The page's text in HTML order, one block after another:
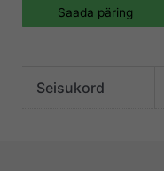
Saada päring
Seisukord